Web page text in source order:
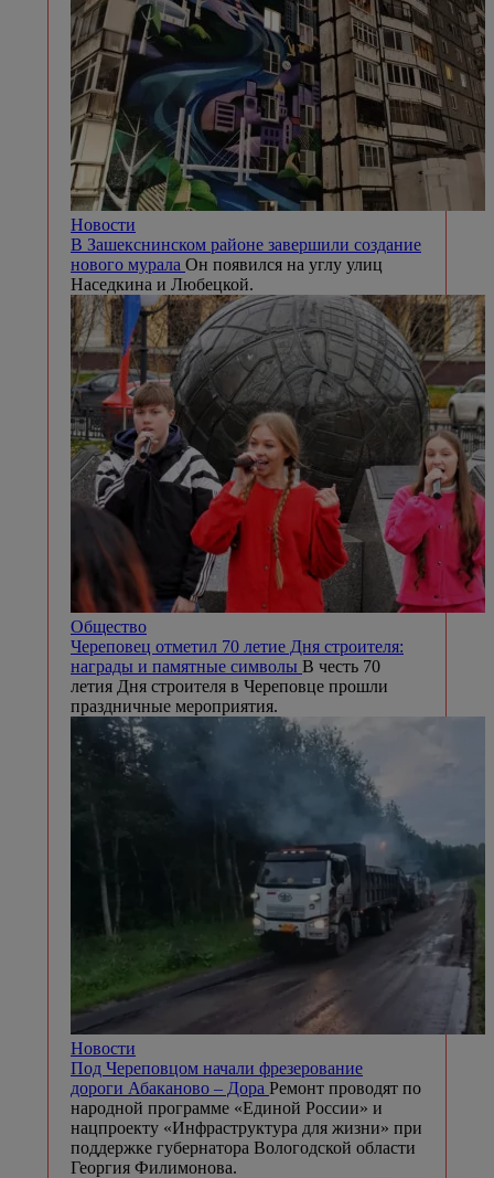
Новости
В Зашекснинском районе завершили создание
нового мурала Он появился на углу улиц
Наседкина и Любецкой.
Общество
Череповец отметил 70 летие Дня строителя:
награды и памятные символы В честь 70
летия Дня строителя в Череповце прошли
праздничные мероприятия.
Новости
Под Череповцом начали фрезерование
дороги Абаканово – Дора Ремонт проводят по
народной программе «Единой России» и
нацпроекту «Инфраструктура для жизни» при
поддержке губернатора Вологодской области
Георгия Филимонова.